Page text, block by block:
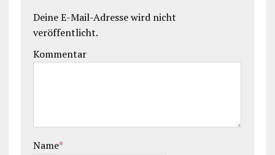
Deine E-Mail-Adresse wird nicht
veröffentlicht.
Kommentar
Name*